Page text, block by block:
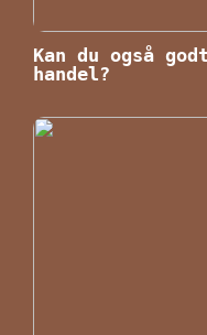
Kan du også
handel?